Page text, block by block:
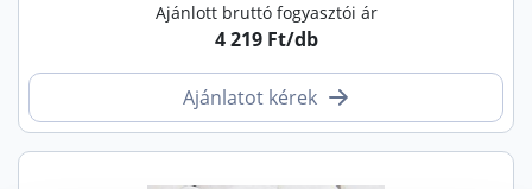
Ajánlott bruttó fogyasztói ár
4 219 Ft/db
Ajánlatot kérek